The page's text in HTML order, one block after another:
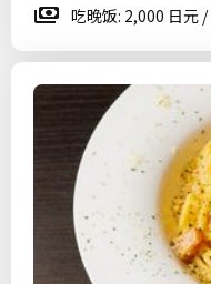
吃晚饭: 2,000 日元